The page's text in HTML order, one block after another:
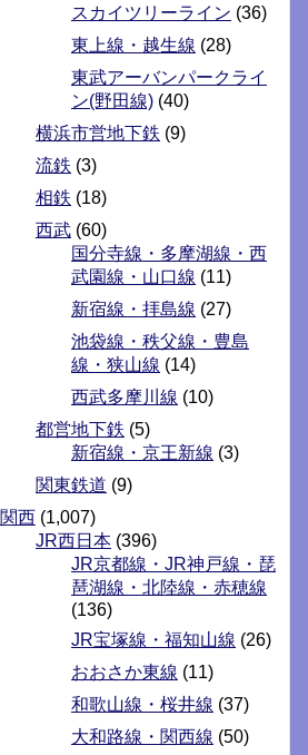
スカイツリーライン (36)
東上線・越生線 (28)
東武アーバンパークライ
ン(野田線) (40)
横浜市営地下鉄 (9)
流鉄 (3)
相鉄 (18)
西武 (60)
国分寺線・多摩湖線・西
武園線・山口線 (11)
新宿線・拝島線 (27)
池袋線・秩父線・豊島
線・狭山線 (14)
西武多摩川線 (10)
都営地下鉄 (5)
新宿線・京王新線 (3)
関東鉄道 (9)
関西 (1,007)
JR西日本 (396)
JR京都線・JR神戸線・琵
琶湖線・北陸線・赤穂線
(136)
JR宝塚線・福知山線 (26)
おおさか東線 (11)
和歌山線・桜井線 (37)
大和路線・関西線 (50)